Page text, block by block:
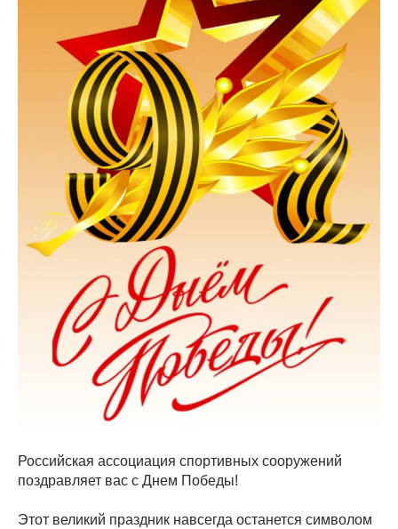
Российская ассоциация спортивных сооружений
поздравляет вас с Днем Победы!
Этот великий праздник навсегда останется символом